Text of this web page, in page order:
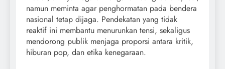
namun meminta agar penghormatan pada bendera
nasional tetap dijaga. Pendekatan yang tidak
reaktif ini membantu menurunkan tensi, sekaligus
mendorong publik menjaga proporsi antara kritik,
hiburan pop, dan etika kenegaraan.